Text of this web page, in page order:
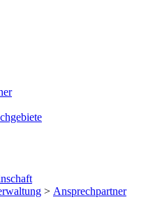
> Ansprechpartner